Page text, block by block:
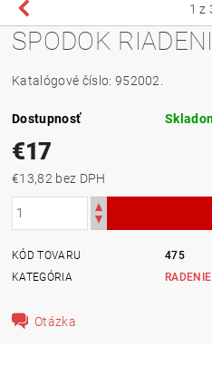
1 z
SPODOK
Katalógové číslo: 952002.
Dostupnosť
€17
€13,82 bez DPH
KÓD TOVARU
475
KATEGÓRIA
Otázka